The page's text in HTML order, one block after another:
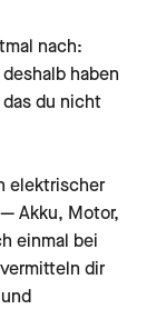
nach:
haben
du nicht
elektrischer
Akku, Motor,
einmal bei
dir